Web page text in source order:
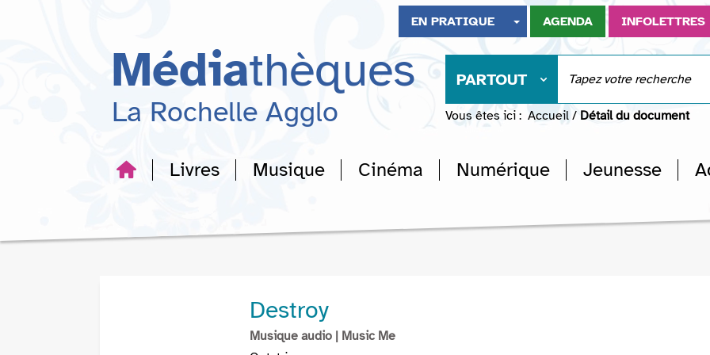
recherche
EN PRATIQUE AGENDA INFOLETTRES
Médiathèques
La Rochelle Agglo
PARTOUT
Vous êtes ici : Accueil / Détail du document
Livres Musique Cinéma Numérique Jeunesse
Destroy
Musique audio | Music Me